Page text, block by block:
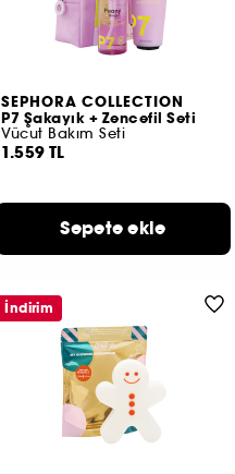
SEPHORA COLLECTION
P7 Şakayık + Zencefil Seti
Vücut Bakım Seti
1.559 TL
Sepete ekle
İndirim